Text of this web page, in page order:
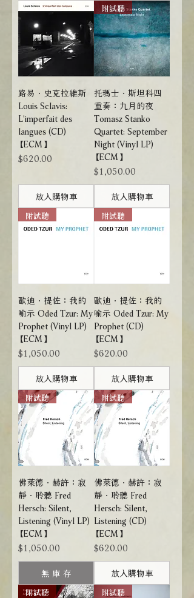
路易．史克拉維斯
Louis Sclavis:
L'imperfait des
langues (CD)
【ECM】
價格
$620.00
放入購物車
附試聽
托瑪士．斯坦科四
重奏：九月的夜
Tomasz Stanko
Quartet: September
Night (Vinyl LP)
【ECM】
價格
$1,050.00
放入購物車
附試聽
歐迪．提佐：我的
喻示 Oded Tzur: My
Prophet (Vinyl LP)
【ECM】
價格
$1,050.00
放入購物車
附試聽
歐迪．提佐：我的
喻示 Oded Tzur: My
Prophet (CD)
【ECM】
價格
$620.00
放入購物車
附試聽
佛萊德．赫許：寂
靜．聆聽 Fred
Hersch: Silent,
Listening (Vinyl LP)
【ECM】
價格
$1,050.00
無 庫 存
附試聽
佛萊德．赫許：寂
靜．聆聽 Fred
Hersch: Silent,
Listening (CD)
【ECM】
價格
$620.00
放入購物車
附試聽 附試聽